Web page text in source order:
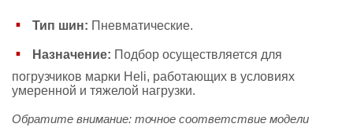
Тип шин: Пневматические.
Назначение: Подбор осуществляется для
погрузчиков марки Heli, работающих в условиях
умеренной и тяжелой нагрузки.
Обратите внимание: точное соответствие модели